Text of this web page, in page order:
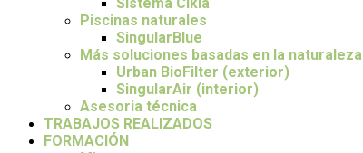
Piscinas naturales
SingularBlue
Más soluciones basadas en la naturaleza
Urban BioFilter (exterior)
SingularAir (interior)
Asesoria técnica
TRABAJOS REALIZADOS
FORMACIÓN